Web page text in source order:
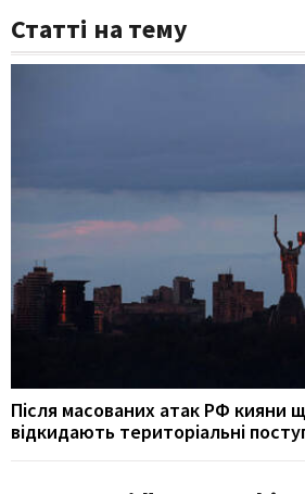
Статті на тему
Після масованих атак РФ кияни
відкидають територіальні